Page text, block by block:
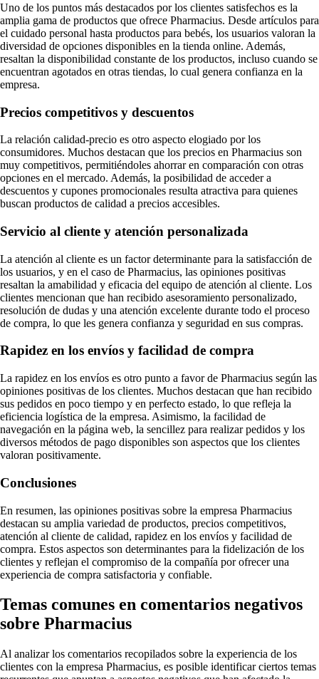
Uno de los puntos más destacados por los clientes satisfechos es la
amplia gama de productos que ofrece Pharmacius. Desde artículos para
el cuidado personal hasta productos para bebés, los usuarios valoran la
diversidad de opciones disponibles en la tienda online. Además,
resaltan la disponibilidad constante de los productos, incluso cuando se
encuentran agotados en otras tiendas, lo cual genera confianza en la
empresa.
Precios competitivos y descuentos
La relación calidad-precio es otro aspecto elogiado por los
consumidores. Muchos destacan que los precios en Pharmacius son
muy competitivos, permitiéndoles ahorrar en comparación con otras
opciones en el mercado. Además, la posibilidad de acceder a
descuentos y cupones promocionales resulta atractiva para quienes
buscan productos de calidad a precios accesibles.
Servicio al cliente y atención personalizada
La atención al cliente es un factor determinante para la satisfacción de
los usuarios, y en el caso de Pharmacius, las opiniones positivas
resaltan la amabilidad y eficacia del equipo de atención al cliente. Los
clientes mencionan que han recibido asesoramiento personalizado,
resolución de dudas y una atención excelente durante todo el proceso
de compra, lo que les genera confianza y seguridad en sus compras.
Rapidez en los envíos y facilidad de compra
La rapidez en los envíos es otro punto a favor de Pharmacius según las
opiniones positivas de los clientes. Muchos destacan que han recibido
sus pedidos en poco tiempo y en perfecto estado, lo que refleja la
eficiencia logística de la empresa. Asimismo, la facilidad de
navegación en la página web, la sencillez para realizar pedidos y los
diversos métodos de pago disponibles son aspectos que los clientes
valoran positivamente.
Conclusiones
En resumen, las opiniones positivas sobre la empresa Pharmacius
destacan su amplia variedad de productos, precios competitivos,
atención al cliente de calidad, rapidez en los envíos y facilidad de
compra. Estos aspectos son determinantes para la fidelización de los
clientes y reflejan el compromiso de la compañía por ofrecer una
experiencia de compra satisfactoria y confiable.
Temas comunes en comentarios negativos
sobre Pharmacius
Al analizar los comentarios recopilados sobre la experiencia de los
clientes con la empresa Pharmacius, es posible identificar ciertos temas